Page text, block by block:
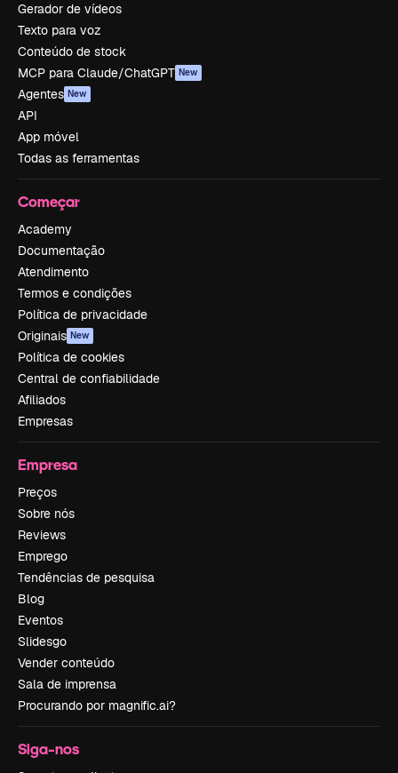
Gerador de vídeos
Texto para voz
Conteúdo de stock
MCP para Claude/ChatGPT New
Agentes New
API
App móvel
Todas as ferramentas
Começar
Academy
Documentação
Atendimento
Termos e condições
Política de privacidade
Originais New
Política de cookies
Central de confiabilidade
Afiliados
Empresas
Empresa
Preços
Sobre nós
Reviews
Emprego
Tendências de pesquisa
Blog
Eventos
Slidesgo
Vender conteúdo
Sala de imprensa
Procurando por magnific.ai?
Siga-nos